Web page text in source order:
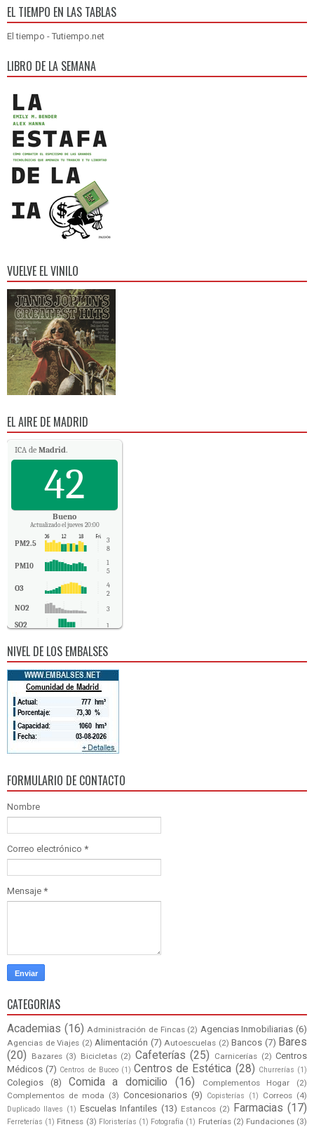
EL TIEMPO EN LAS TABLAS
El tiempo - Tutiempo.net
LIBRO DE LA SEMANA
VUELVE EL VINILO
EL AIRE DE MADRID
ICA de Madrid.
42
Bueno
Actualizado el jueves 20:00
PM2.5
3
8
PM10
1
5
O3
4
2
NO2 3
SO2 1
NIVEL DE LOS EMBALSES
FORMULARIO DE CONTACTO
Nombre
Correo electrónico *
Mensaje *
CATEGORIAS
Academias (16) Administración de Fincas (2) Agencias Inmobiliarias (6)
Agencias de Viajes (2) Alimentación (7) Autoescuelas (2) Bancos (7) Bares
(20)
Bazares (3) Bicicletas (2) Cafeterías (25) Carnicerías (2) Centros
Médicos (7) Centros de Buceo (1) Centros de Estética (28) Churrerías (1)
Colegios (8) Comida a domicilio (16) Complementos Hogar
(2)
Complementos de moda (3) Concesionarios (9) Copisterías (1) Correos (4)
Duplicado llaves (1) Escuelas Infantiles (13) Estancos (2) Farmacias (17)
Ferreterías (1) Fitness (3) Floristerías (1) Fotografía (1) Fruterías (2) Fundaciones (3)